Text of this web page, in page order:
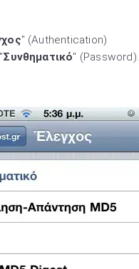
" (Authentication)
Συνθηματικό" (Password).